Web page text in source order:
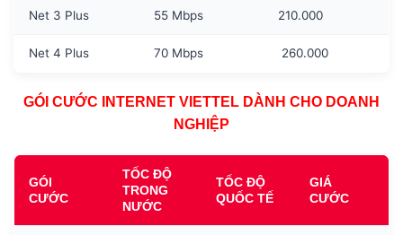
Net 3 Plus 55 Mbps 210.000
Net 4 Plus 70 Mbps 260.000
GÓI CƯỚC INTERNET VIETTEL DÀNH CHO DOANH
NGHIỆP
GÓI
CƯỚC
TỐC ĐỘ
TRONG
NƯỚC
TỐC ĐỘ
QUỐC TẾ
GIÁ
CƯỚC